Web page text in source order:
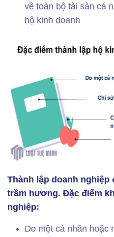
về toàn bộ tài sản cá
hộ kinh doanh
Thành lập doanh
trầm hương. Đặc điểm
nghiệp:
Do một cá nhân hoặc